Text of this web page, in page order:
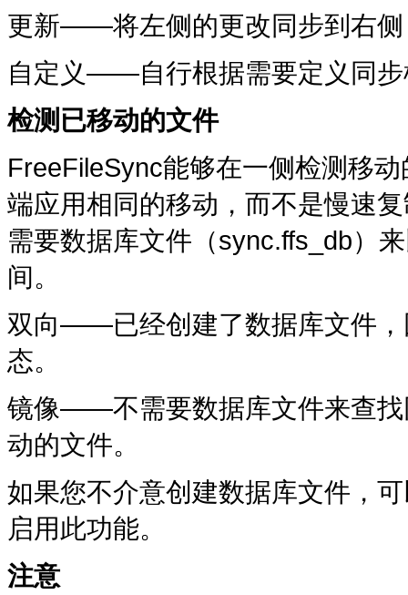
更新——将左侧的更改同步到右侧
自定义——自行根据需要定义同步
检测已移动的文件
FreeFileSync能够在一侧检测移
端应用相同的移动，而不是慢速
需要数据库文件（sync.ffs_db）
间。
双向——已经创建了数据库文件，
态。
镜像——不需要数据库文件来查找
动的文件。
如果您不介意创建数据库文件，
启用此功能。
注意